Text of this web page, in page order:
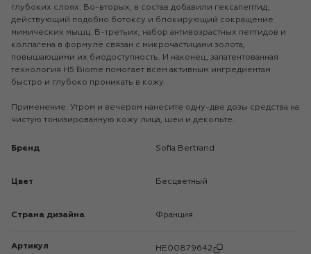
глубоких слоях. Во-вторых, в состав добавили гексапептид,
действующий подобно ботоксу и блокирующий сокращение
мимических мышц. В-третьих, набор антивозрастных пептидов и
коллагена в формуле связан с микрочастицами золота,
повышающими их биодоступность. И наконец, запатентованная
технология H5 Biome помогает всем активным ингредиентам
быстро и глубоко проникать в кожу.
Применение: Утром и вечером нанесите одну-две дозы средства на
чистую тонизированную кожу лица, шеи и декольте.
Бренд Sofia Bertrand
Цвет Бесцветный
Страна дизайна Франция
Артикул HE00879642